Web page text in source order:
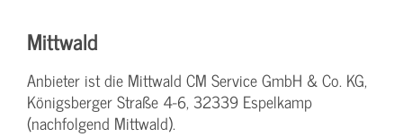
Mittwald
Anbieter ist die Mittwald CM Service GmbH & Co. KG,
Königsberger Straße 4-6, 32339 Espelkamp
(nachfolgend Mittwald).